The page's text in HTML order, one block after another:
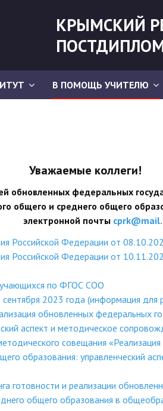
КРЫМСКИЙ
В ПОМОЩЬ УЧИТЕЛЮ
Уважаемые коллеги!
обновленных федеральных
общего и среднего общего
электронной почты
Российской Федерации от
Российской Федерации от
по ФГОС СОО
2023 года (информация для
обновленных федеральных
аспект и методическое
совещания
образования: управленческий
готовности и реализации
общего образования в